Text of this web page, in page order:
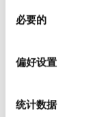
查找有
并设置您的首选项
我们使用 Cookie
体、广告和分析合
必要的
偏好设置
统计数据
Sambati, Maria
电汇